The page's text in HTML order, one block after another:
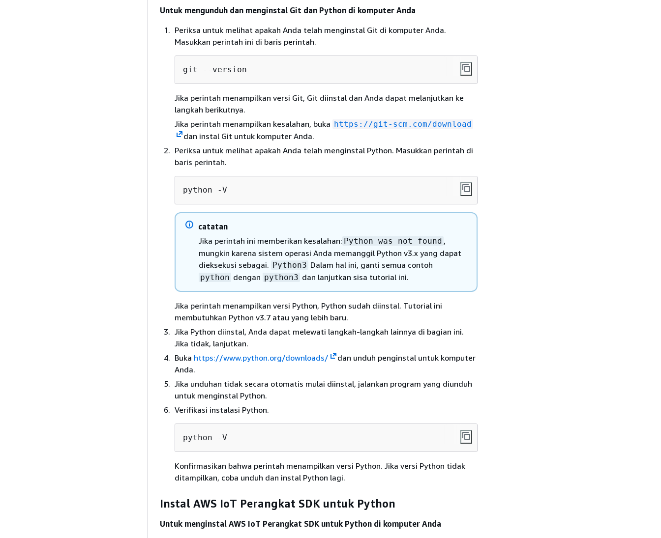
Untuk mengunduh dan menginstal Git dan Python di komputer Anda
Periksa untuk melihat apakah Anda telah menginstal Git di komputer Anda.
Masukkan perintah ini di baris perintah.
git --version
Jika perintah menampilkan versi Git, Git diinstal dan Anda dapat melanjutkan ke
langkah berikutnya.
Jika perintah menampilkan kesalahan, buka https://git-scm.com/download
dan instal Git untuk komputer Anda.
Periksa untuk melihat apakah Anda telah menginstal Python. Masukkan perintah di
baris perintah.
python -V
catatan
Jika perintah ini memberikan kesalahan: Python was not found ,
mungkin karena sistem operasi Anda memanggil Python v3.x yang dapat
dieksekusi sebagai. Python3 Dalam hal ini, ganti semua contoh
python dengan python3 dan lanjutkan sisa tutorial ini.
Jika perintah menampilkan versi Python, Python sudah diinstal. Tutorial ini
membutuhkan Python v3.7 atau yang lebih baru.
Jika Python diinstal, Anda dapat melewati langkah-langkah lainnya di bagian ini.
Jika tidak, lanjutkan.
Buka https://www.python.org/downloads/
dan unduh penginstal untuk komputer
Anda.
Jika unduhan tidak secara otomatis mulai diinstal, jalankan program yang diunduh
untuk menginstal Python.
Verifikasi instalasi Python.
python -V
Konfirmasikan bahwa perintah menampilkan versi Python. Jika versi Python tidak
ditampilkan, coba unduh dan instal Python lagi.
Instal AWS IoT Perangkat SDK untuk Python
Untuk menginstal AWS IoT Perangkat SDK untuk Python di komputer Anda